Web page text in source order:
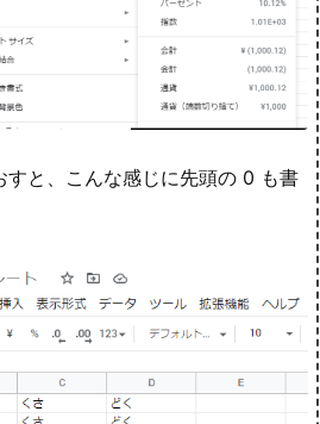
すと、こんな感じに先頭の 0 も書